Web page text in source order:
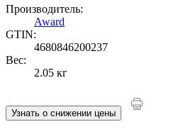
Производитель:
Award
GTIN:
4680846200237
Вес:
2.05 кг
Узнать о снижении цены